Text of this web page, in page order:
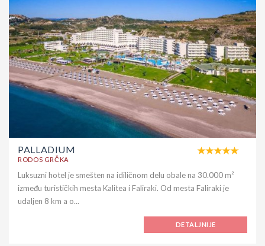
PALLADIUM
RODOS GRČKA
Luksuzni hotel je smešten na idiličnom delu obale na 30.000 m²
između turističkih mesta Kalitea i Faliraki. Od mesta Faliraki je
udaljen 8 km a o...
DETALJNIJE